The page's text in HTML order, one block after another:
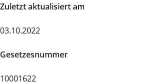
Zuletzt aktualisiert am
03.10.2022
Gesetzesnummer
10001622